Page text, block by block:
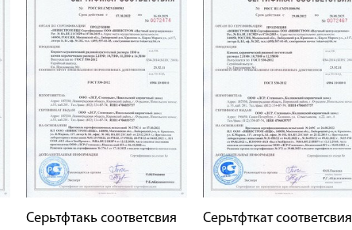
Серьтфтакь соответсвия
Серьтфткат соответсвия